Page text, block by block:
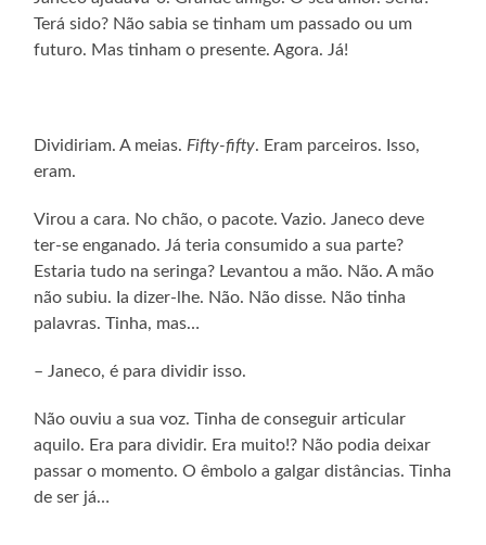
Terá sido? Não sabia se tinham um passado ou um
futuro. Mas tinham o presente. Agora. Já!
Dividiriam. A meias. Fifty-fifty. Eram parceiros. Isso,
eram.
Virou a cara. No chão, o pacote. Vazio. Janeco deve
ter-se enganado. Já teria consumido a sua parte?
Estaria tudo na seringa? Levantou a mão. Não. A mão
não subiu. Ia dizer-lhe. Não. Não disse. Não tinha
palavras. Tinha, mas…
– Janeco, é para dividir isso.
Não ouviu a sua voz. Tinha de conseguir articular
aquilo. Era para dividir. Era muito!? Não podia deixar
passar o momento. O êmbolo a galgar distâncias. Tinha
de ser já…